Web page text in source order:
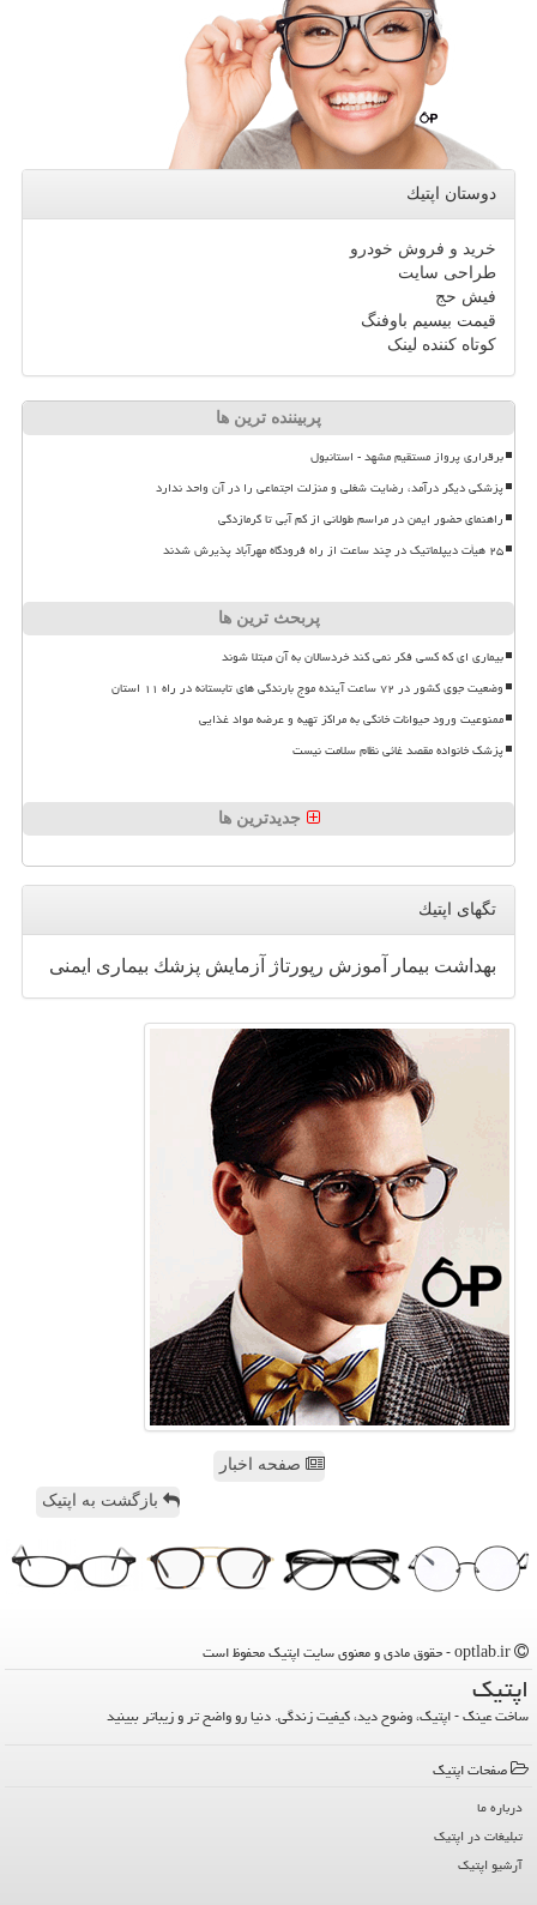
دوستان اپتیك
خرید و فروش خودرو
طراحی سایت
فیش حج
قیمت بیسیم باوفنگ
کوتاه کننده لینک
پربیننده ترین ها
برقراری پرواز مستقیم مشهد - استانبول
پزشکی دیگر درآمد، رضایت شغلی و منزلت اجتماعی را در آن واحد ندارد
راهنمای حضور ایمن در مراسم طولانی از کم آبی تا گرمازدگی
۲۵ هیأت دیپلماتیک در چند ساعت از راه فرودگاه مهرآباد پذیرش شدند
پربحث ترین ها
بیماری ای که کسی فکر نمی کند خردسالان به آن مبتلا شوند
وضعیت جوی کشور در ۷۲ ساعت آینده موج بارندگی های تابستانه در راه ۱۱ استان
ممنوعیت ورود حیوانات خانگی به مراکز تهیه و عرضه مواد غذایی
پزشک خانواده مقصد غائی نظام سلامت نیست
جدیدترین ها
تگهای اپتیك
بهداشت بیمار آموزش رپورتاژ آزمایش پزشك بیماری ایمنی
صفحه اخبار
بازگشت به اپتیک
اپتیك
ساخت عینک - اپتیک، وضوح دید، کیفیت زندگی. دنیا رو واضح تر و زیباتر ببینید
صفحات اپتیك
درباره ما
تبلیغات در اپتیك
آرشیو اپتیك